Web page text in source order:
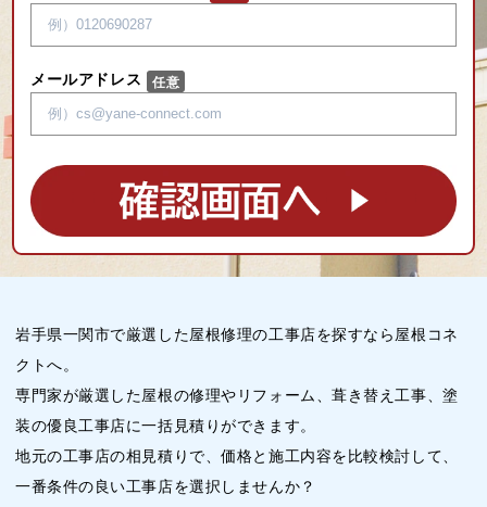
メールアドレス
岩手県一関市で厳選した屋根修理の工事店を探すなら屋根コネ
クトへ。
専門家が厳選した屋根の修理やリフォーム、葺き替え工事、塗
装の優良工事店に一括見積りができます。
地元の工事店の相見積りで、価格と施工内容を比較検討して、
一番条件の良い工事店を選択しませんか？